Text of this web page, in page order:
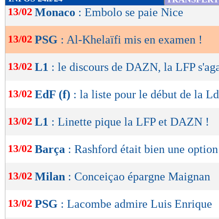
de
OK
13/02 Monaco : Embolo se paie Nice
13/02 PSG : Al-Khelaïfi mis en examen !
13/02 L1 : le discours de DAZN, la LFP
13/02 EdF (f) : la liste pour le début de la
13/02 L1 : Linette pique la LFP et DAZN !
13/02 Barça : Rashford était bien une option
13/02 Milan : Conceiçao épargne Maignan
13/02 PSG : Lacombe admire Luis Enrique